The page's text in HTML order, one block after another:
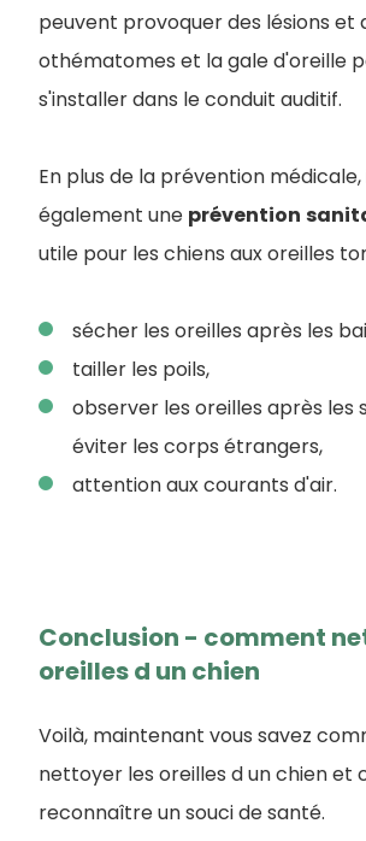
peuvent provoquer des lésions et
othématomes et la gale d'oreille
s'installer dans le conduit auditif.
En plus de la prévention médicale,
également une prévention
utile pour les chiens aux oreilles
sécher les oreilles après les
tailler les poils,
observer les oreilles après les
éviter les corps étrangers,
attention aux courants d'air.
Conclusion - comment
oreilles d un chien
Voilà, maintenant vous savez
nettoyer les oreilles d un chien et
reconnaître un souci de santé.